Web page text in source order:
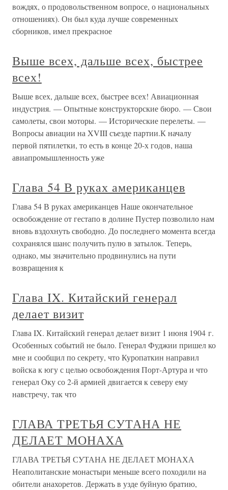
вождях, о продовольственном вопросе, о национальных
отношениях). Он был куда лучше современных
сборников, имел прекрасное
Выше всех, дальше всех, быстрее
всех!
Выше всех, дальше всех, быстрее всех! Авиационная
индустрия. — Опытные конструкторские бюро. — Свои
самолеты, свои моторы. — Исторические перелеты. —
Вопросы авиации на XVIII съезде партии.К началу
первой пятилетки, то есть в конце 20-х годов, наша
авиапромышленность уже
Глава 54 В руках американцев
Глава 54 В руках американцев Наше окончательное
освобождение от гестапо в долине Пустер позволило нам
вновь вздохнуть свободно. До последнего момента всегда
сохранялся шанс получить пулю в затылок. Теперь,
однако, мы значительно продвинулись на пути
возвращения к
Глава IX. Китайский генерал
делает визит
Глава IX. Китайский генерал делает визит 1 июня 1904 г.
Особенных событий не было. Генерал Фуджии пришел ко
мне и сообщил по секрету, что Куропаткин направил
войска к югу с целью освобождения Порт-Артура и что
генерал Оку со 2-й армией двигается к северу ему
навстречу, так что
ГЛАВА ТРЕТЬЯ СУТАНА НЕ
ДЕЛАЕТ МОНАХА
ГЛАВА ТРЕТЬЯ СУТАНА НЕ ДЕЛАЕТ МОНАХА
Неаполитанские монастыри меньше всего походили на
обители анахоретов. Держать в узде буйную братию,